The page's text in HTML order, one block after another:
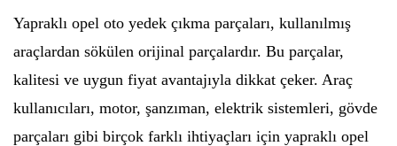
Yapraklı opel oto yedek çıkma parçaları, kullanılmış
araçlardan sökülen orijinal parçalardır. Bu parçalar,
kalitesi ve uygun fiyat avantajıyla dikkat çeker. Araç
kullanıcıları, motor, şanzıman, elektrik sistemleri, gövde
parçaları gibi birçok farklı ihtiyaçları için yapraklı opel